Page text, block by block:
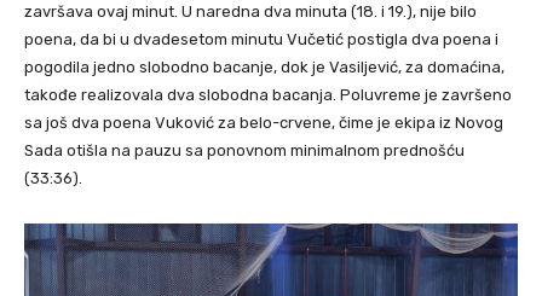
završava ovaj minut. U naredna dva minuta (18. i 19.), nije bilo
poena, da bi u dvadesetom minutu Vučetić postigla dva poena i
pogodila jedno slobodno bacanje, dok je Vasiljević, za domaćina,
takođe realizovala dva slobodna bacanja. Poluvreme je završeno
sa još dva poena Vuković za belo-crvene, čime je ekipa iz Novog
Sada otišla na pauzu sa ponovnom minimalnom prednošću
(33:36).